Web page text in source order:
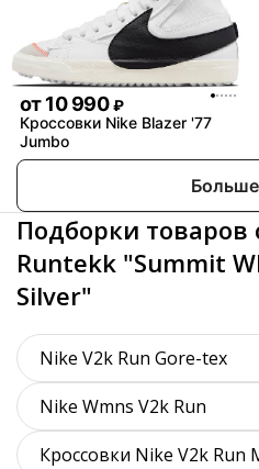
от10 990 ₽
Кроссовки Nike Blazer '77
Jumbo
Подборки товаров
Runtekk "Summit
Silver"
Nike V2k Run Gore-tex
Nike Wmns V2k Run
Кроссовки Nike V2k Run